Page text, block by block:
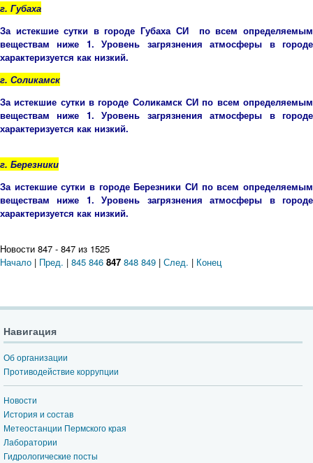
г. Губаха
За истекшие сутки в городе Губаха СИ по всем определяемым
веществам ниже 1. Уровень загрязнения атмосферы в городе
характеризуется как низкий.
г. Соликамск
За истекшие сутки в городе Соликамск СИ по всем определяемым
веществам ниже 1. Уровень загрязнения атмосферы в городе
характеризуется как низкий.
г. Березники
За истекшие сутки в городе Березники СИ по всем определяемым
веществам ниже 1. Уровень загрязнения атмосферы в городе
характеризуется как низкий.
Новости 847 - 847 из 1525
Начало | Пред. | 845 846 847 848 849 | След. | Конец
Навигация
Об организации
Противодействие коррупции
Новости
История и состав
Метеостанции Пермского края
Лаборатории
Гидрологические посты